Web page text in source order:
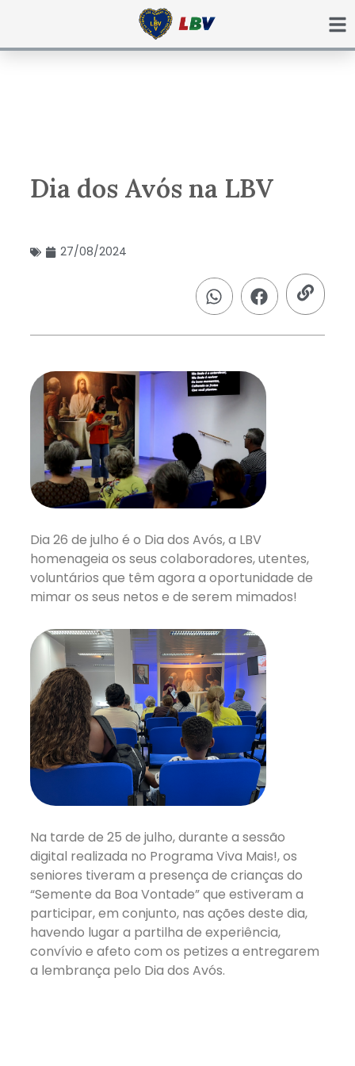
Dia dos Avós na LBV
27/08/2024
Dia 26 de julho é o Dia dos Avós, a LBV
homenageia os seus colaboradores, utentes,
voluntários que têm agora a oportunidade de
mimar os seus netos e de serem mimados!
Na tarde de 25 de julho, durante a sessão
digital realizada no Programa Viva Mais!, os
seniores tiveram a presença de crianças do
“Semente da Boa Vontade” que estiveram a
participar, em conjunto, nas ações deste dia,
havendo lugar a partilha de experiência,
convívio e afeto com os petizes a entregarem
a lembrança pelo Dia dos Avós.